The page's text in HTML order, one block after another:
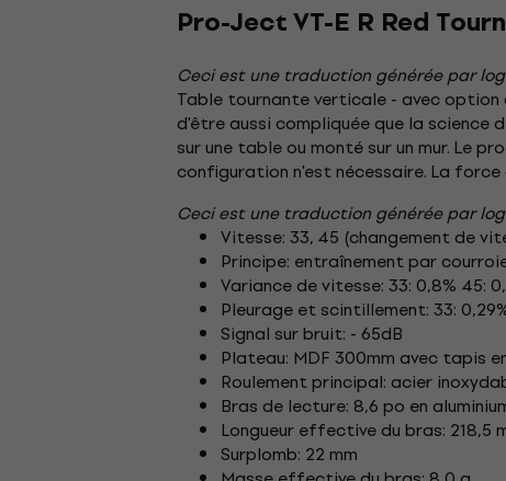
Pro-Ject VT-E R Red
Ceci est une traduction générée par
Table tournante verticale - avec
d'être aussi compliquée que la science
sur une table ou monté sur un mur. Le
configuration n'est nécessaire. La
Ceci est une traduction générée par
Vitesse: 33, 45 (changement de
Principe: entraînement par
Variance de vitesse: 33: 0,8% 45:
Pleurage et scintillement: 33:
Signal sur bruit: - 65dB
Plateau: MDF 300mm avec tapis
Roulement principal: acier
Bras de lecture: 8,6 po en
Longueur effective du bras: 218,5
Surplomb: 22 mm